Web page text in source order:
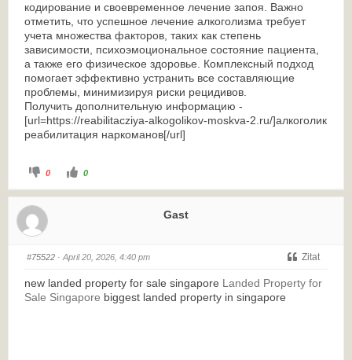
кодирование и своевременное лечение запоя. Важно
отметить, что успешное лечение алкоголизма требует
учета множества факторов, таких как степень
зависимости, психоэмоциональное состояние пациента,
а также его физическое здоровье. Комплексный подход
помогает эффективно устранить все составляющие
проблемы, минимизируя риски рецидивов.
Получить дополнительную информацию -
[url=https://reabilitacziya-alkogolikov-moskva-2.ru/]алкоголик
реабилитация наркоманов[/url]
0 0
Gast
#75522 · April 20, 2026, 4:40 pm Zitat
new landed property for sale singapore Landed Property for
Sale Singapore biggest landed property in singapore